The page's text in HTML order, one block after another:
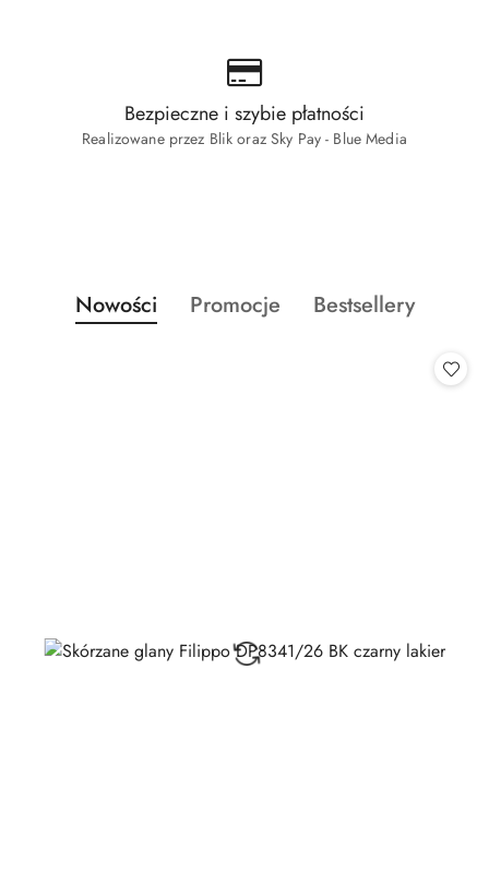
Bezpieczne i szybie płatności
Realizowane przez Blik oraz Sky Pay - Blue Media
Pomiń karuzelę produktów
Produkty
o
Nowości
Produkty
Promocje
Produkty
Bestsellery